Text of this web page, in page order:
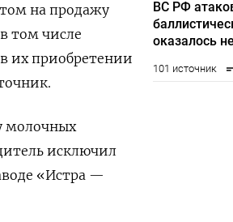
на продажу
том числе
их приобретении
молочных
исключил
«Истра —